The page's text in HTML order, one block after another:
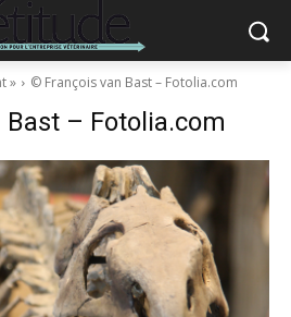
» © François van Bast – Fotolia.com
– Fotolia.com